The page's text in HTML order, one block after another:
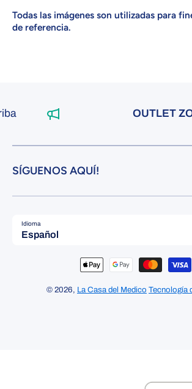
Todas las imágenes son utilizadas para
de referencia.
OUTLET
SÍGUENOS AQUÍ!
Idioma
Español
Formas de
© 2026, La Casa del Medico Tecnología